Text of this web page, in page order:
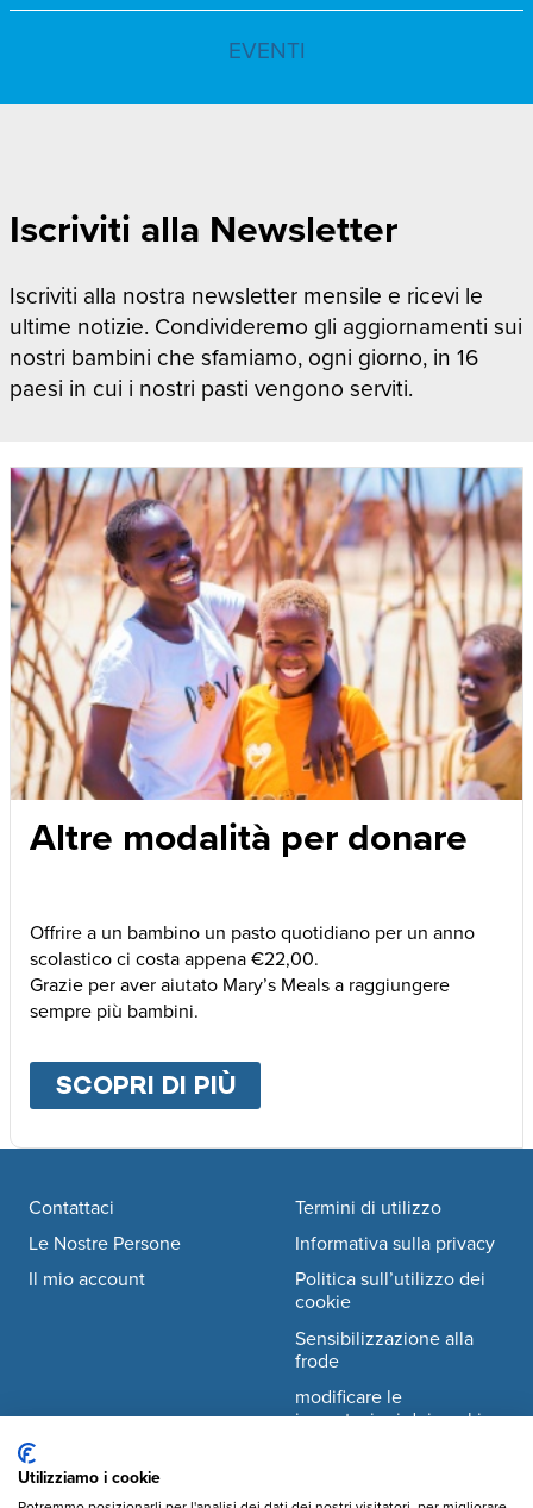
EVENTI
Iscriviti alla Newsletter
Iscriviti alla nostra newsletter mensile e ricevi le
ultime notizie. Condivideremo gli aggiornamenti sui
nostri bambini che sfamiamo, ogni giorno, in 16
paesi in cui i nostri pasti vengono serviti.
Altre modalità per donare
Offrire a un bambino un pasto quotidiano per un anno
scolastico ci costa appena €22,00.
Grazie per aver aiutato Mary’s Meals a raggiungere
sempre più bambini.
SCOPRI DI PIÙABOUT
Footer navigation
© Mary's Meals Italia ODVcompany information
Contattaci
Le Nostre Persone
Il mio account
Termini di utilizzo
Informativa sulla privacy
Politica sull’utilizzo dei
cookie
Sensibilizzazione alla
frode
modificare le
impostazioni dei cookie
Facebook
Utilizziamo i cookie